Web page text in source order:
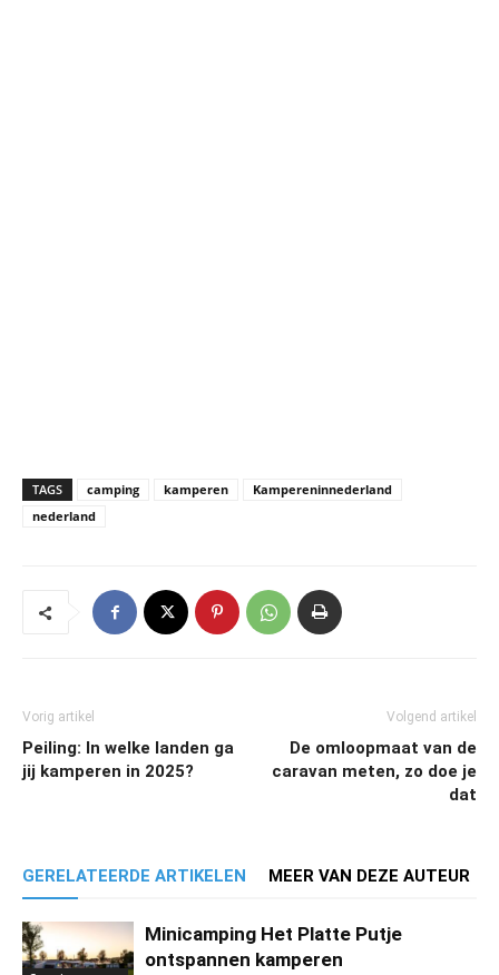
TAGS camping kamperen
Kampereninnederland
nederland
Vorig artikel
Peiling: In welke landen ga
jij kamperen in 2025?
Volgend artikel
De omloopmaat van de
caravan meten, zo doe je
dat
GERELATEERDE ARTIKELEN MEER VAN DEZE AUTEUR
Minicamping Het Platte Putje
ontspannen kamperen